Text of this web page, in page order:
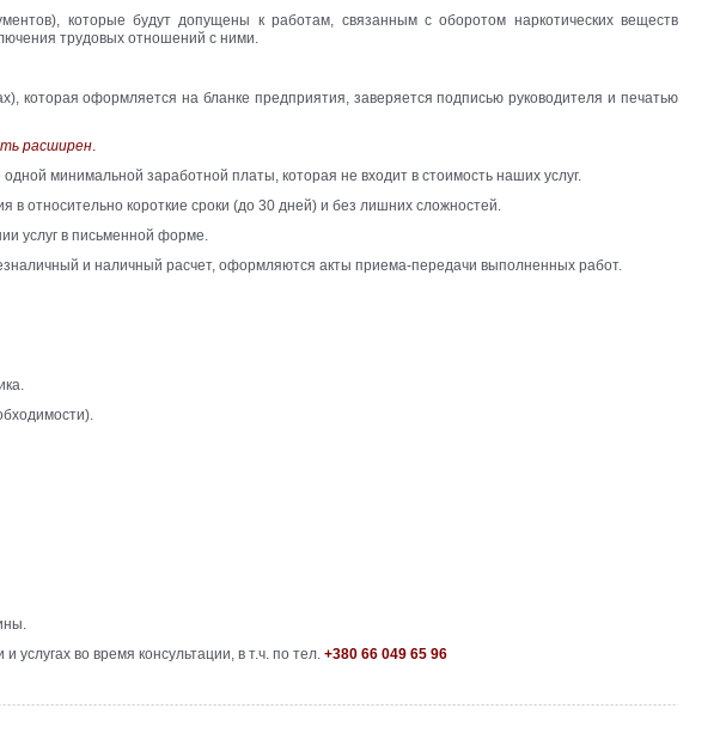
которые будут допущены к работам, связанным с оборотом наркотических веществ
трудовых отношений с ними.
которая оформляется на бланке предприятия, заверяется подписью руководителя и печатью
расширен.
минимальной заработной платы, которая не входит в стоимость наших услуг.
относительно короткие сроки (до 30 дней) и без лишних сложностей.
услуг в письменной форме.
и наличный расчет, оформляются акты приема-передачи выполненных работ.
во время консультации, в т.ч. по тел. +380 66 049 65 96